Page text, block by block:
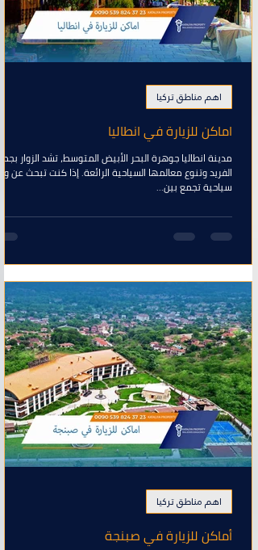
اماكن للزيارة في انطاليا
مدينة انطاليا جوهرة البحر الأبيض المتوسط، تشد الزوار
الفريد وتنوع معالمها السياحية الرائعة. إذا كنت تبحث عن
سياحية تجمع بين...
اهم مناطق تركيا
أماكن للزيارة في صبنجة
اهم مناطق تركيا